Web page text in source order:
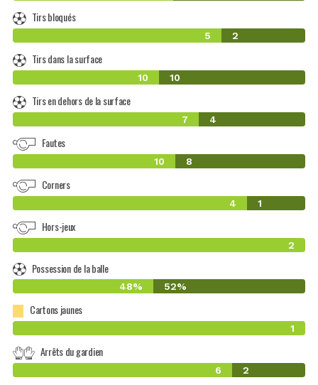
Tirs bloqués
5 2
Tirs dans la surface
10 10
Tirs en dehors de la surface
7 4
Fautes
10 8
Corners
4 1
Hors-jeux
2
Possession de la balle
48% 52%
Cartons jaunes
1
Arrêts du gardien
6 2